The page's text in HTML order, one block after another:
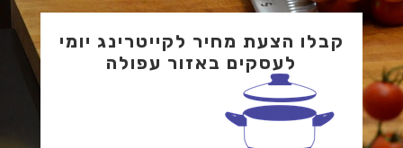
קבלו הצעת מחיר לקייטרינג יומי
לעסקים באזור עפולה